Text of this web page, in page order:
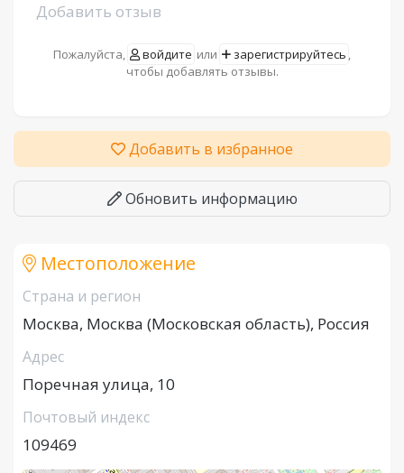
Добавить отзыв
Пожалуйста, войдите или зарегистрируйтесь ,
чтобы добавлять отзывы.
Добавить в избранное
Обновить информацию
Местоположение
Страна и регион
Москва, Москва (Московская область), Россия
Адрес
Поречная улица, 10
Почтовый индекс
109469